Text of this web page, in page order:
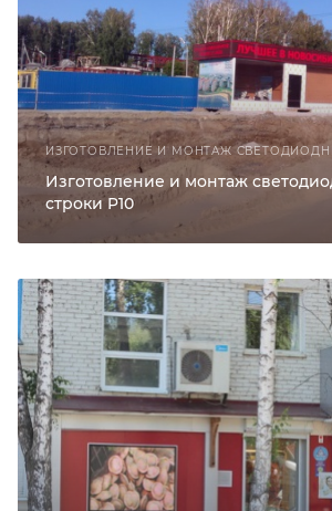
Изготовление и монтаж
строки P10